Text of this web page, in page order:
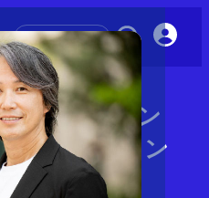
初めての方へ
マーケティン
マーケティン
ィング